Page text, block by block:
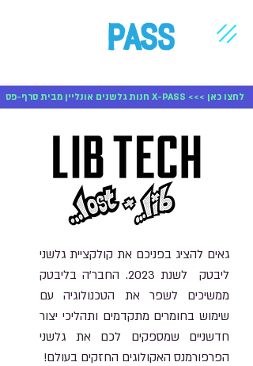
חנות גלשנים אונליין מבית סרף-פס X-PASS <<< לחצו כאן
גאים להציג בפניכם את קולקציית גלשני
ליבטק לשנת 2023. החבר’ה בליבטק
ממשיכים לשפר את הטכנולוגיה עם
שימוש בחומרים מתקדמים ותהליכי יצור
חדשניים שמספקים לכם את גלשני
הפרפורמנס האקולוגים החזקים בעולם!